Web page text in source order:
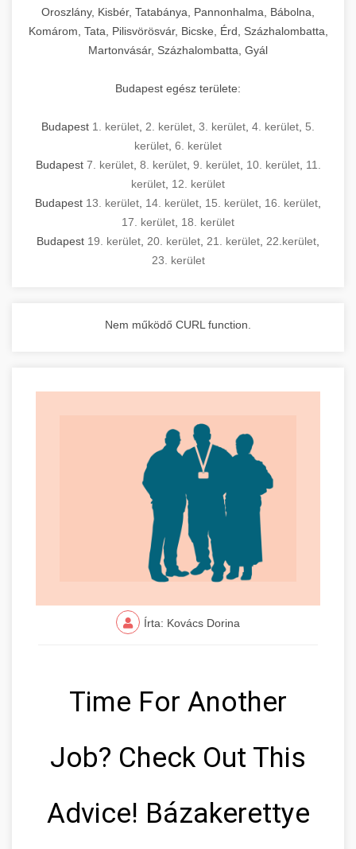
Oroszlány, Kisbér, Tatabánya, Pannonhalma, Bábolna,
Komárom, Tata, Pilisvörösvár, Bicske, Érd, Százhalombatta,
Martonvásár, Százhalombatta, Gyál
Budapest egész területe:
Budapest 1. kerület 2. kerület 3. kerület 4. kerület 5.
kerület 6. kerület
Budapest 7. kerület, 8. kerület, 9. kerület, 10. kerület, 11.
kerület 12. kerület
Budapest 13. kerület 14. kerület 15. kerület 16. kerület
17. kerület 18. kerület
Budapest 19. kerület 20. kerület 21. kerület 22.kerület
23. kerület
Nem működő CURL function.
Írta: Kovács Dorina
Time For Another
Job? Check Out This
Advice! Bázakerettye